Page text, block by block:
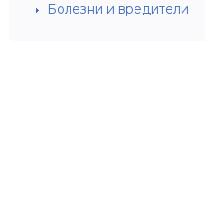
Болезни и вредители